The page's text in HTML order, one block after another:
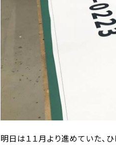
明日は１１月より進めていた、